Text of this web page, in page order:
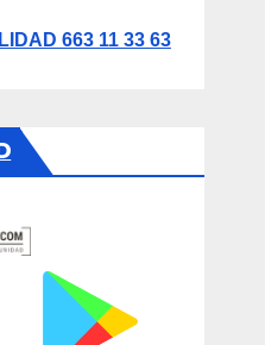
663 11 33 63